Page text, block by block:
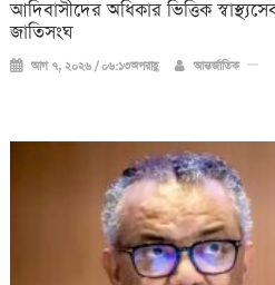
আদিবাসীদের অধিকার ভিত্তিক
জাতিসংঘ
আগ ৭, ২০২৬ / ০৬:১৩অপরাহ্ণ আন্তর্জাতিক